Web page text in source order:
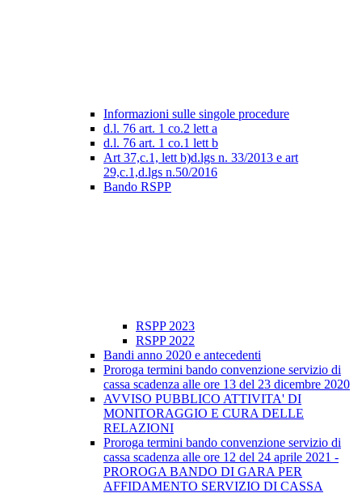
Informazioni sulle singole procedure
d.l. 76 art. 1 co.2 lett a
d.l. 76 art. 1 co.1 lett b
Art 37,c.1, lett b)d.lgs n. 33/2013 e art
29,c.1,d.lgs n.50/2016
Bando RSPP
RSPP 2023
RSPP 2022
Bandi anno 2020 e antecedenti
Proroga termini bando convenzione servizio di
cassa scadenza alle ore 13 del 23 dicembre 2020
AVVISO PUBBLICO ATTIVITA' DI
MONITORAGGIO E CURA DELLE
RELAZIONI
Proroga termini bando convenzione servizio di
cassa scadenza alle ore 12 del 24 aprile 2021 -
PROROGA BANDO DI GARA PER
AFFIDAMENTO SERVIZIO DI CASSA